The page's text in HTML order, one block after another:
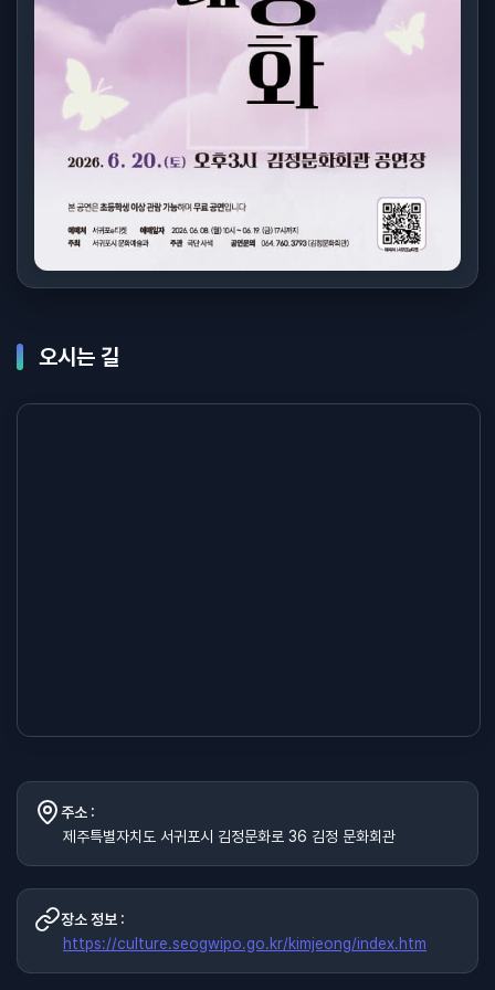
오시는 길
주소 :
제주특별자치도 서귀포시 김정문화로 36 김정 문화회관
장소 정보 :
https://culture.seogwipo.go.kr/kimjeong/index.htm